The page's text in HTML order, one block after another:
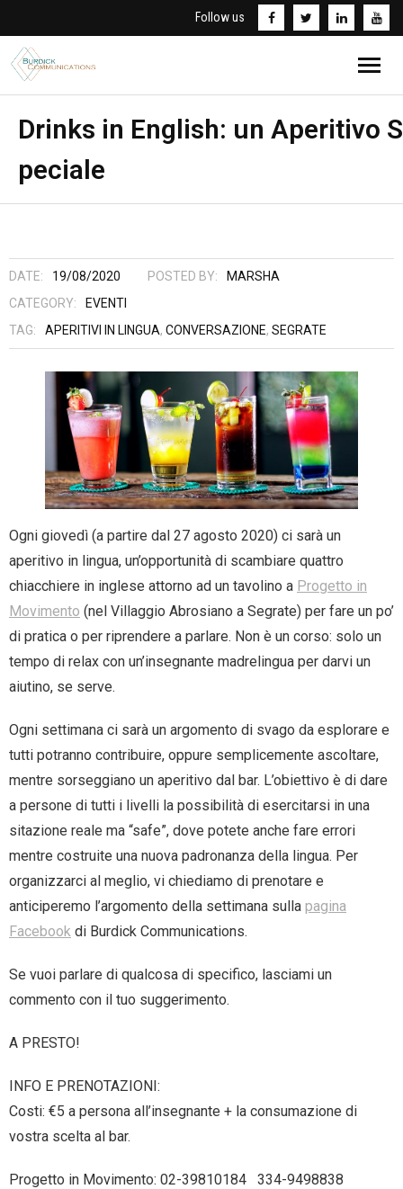
Follow us
Home
Chi Sono
Traduzioni
Informativa Privacy
Drinks in English: un Aperitivo S
peciale
DATE: 19/08/2020 POSTED BY:
MARSHA
CATEGORY:
EVENTI
TAG:
APERITIVI IN LINGUA, CONVERSAZIONE, SEGRATE
Ogni giovedì (a partire dal 27 agosto 2020) ci sarà un
aperitivo in lingua, un’opportunità di scambiare quattro
chiacchiere in inglese attorno ad un tavolino a Progetto in
Movimento (nel Villaggio Abrosiano a Segrate) per fare un po’
di pratica o per riprendere a parlare. Non è un corso: solo un
tempo di relax con un’insegnante madrelingua per darvi un
aiutino, se serve.
Ogni settimana ci sarà un argomento di svago da esplorare e
tutti potranno contribuire, oppure semplicemente ascoltare,
mentre sorseggiano un aperitivo dal bar. L’obiettivo è di dare
a persone di tutti i livelli la possibilità di esercitarsi in una
sitazione reale ma “safe”, dove potete anche fare errori
mentre costruite una nuova padronanza della lingua. Per
organizzarci al meglio, vi chiediamo di prenotare e
anticiperemo l’argomento della settimana sulla pagina
Facebook di Burdick Communications.
Se vuoi parlare di qualcosa di specifico, lasciami un
commento con il tuo suggerimento.
A PRESTO!
INFO E PRENOTAZIONI:
Costi: €5 a persona all’insegnante + la consumazione di
vostra scelta al bar.
Progetto in Movimento: 02-39810184 334-9498838